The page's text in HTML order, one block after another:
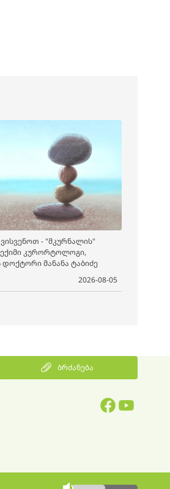
- "მკურნალის"
ექიმი კურორტოლოგი,
დოქტორი მანანა ტაბიძე
2026-08-05
ბრძანება